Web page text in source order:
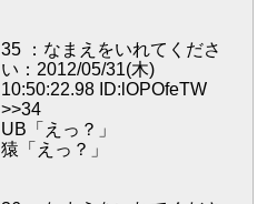
35 ：なまえをいれてくださ
い：2012/05/31(木)
10:50:22.98 ID:lOPOfeTW
>>34
UB「えっ？」
猿「えっ？」